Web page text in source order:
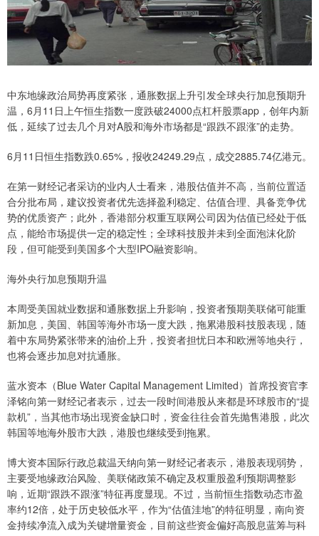
中东地缘政治局势再度紧张，通胀数据上升引发全球央行加息预期升
温，6月11日上午恒生指数一度跌破24000点杠杆股票app，创年内新
低，延续了过去几个月对A股和海外市场都是“跟跌不跟涨”的走势。
6月11日恒生指数跌0.65%，报收24249.29点，成交2885.74亿港元。
在第一财经记者采访的业内人士看来，港股估值并不高，当前位置适
合分批布局，建议投资者优先选择盈利稳定、估值合理、具备竞争优
势的优质资产；此外，香港部分权重互联网公司因为估值已经处于低
点，能给市场提供一定的稳定性；全球科技股并未到全面泡沫化阶
段，但可能受到美国多个大型IPO融资影响。
海外央行加息预期升温
本周受美国就业数据和通胀数据上升影响，投资者预期美联储可能重
新加息，美国、韩国等海外市场一度大跌，拖累港股科技股表现，随
着中东局势紧张带来的油价上升，投资者担忧日本和欧洲等地央行，
也将会逐步加息对抗通胀。
蓝水资本（Blue Water Capital Management Limited）首席投资官李
泽铭向第一财经记者表示，过去一段时间港股从来都是环球股市的“提
款机”，当其他市场出现资金缺口时，资金往往会首先抛售港股，此次
韩国等地海外股市大跌，港股也继续受到拖累。
博大资本国际行政总裁温天纳向第一财经记者表示，港股表现弱势，
主要受地缘政治风险、美联储政策不确定及权重股盈利预期调整影
响，近期“跟跌不跟涨”特征再度显现。不过，当前恒生指数动态市盈
率约12倍，处于历史较低水平，作为“估值洼地”的特征明显，南向资
金持续净流入成为关键增量资金，目前这些资金偏好高股息蓝筹与科